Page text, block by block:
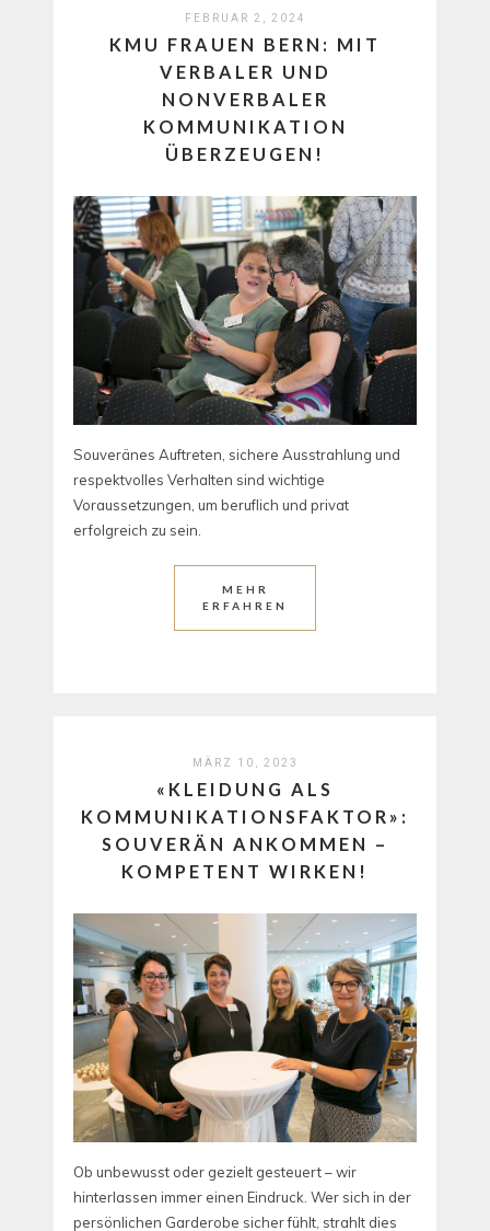
FEBRUAR 2, 2024
KMU FRAUEN BERN: MIT
VERBALER UND
NONVERBALER
KOMMUNIKATION
ÜBERZEUGEN!
Souveränes Auftreten, sichere Ausstrahlung und
respektvolles Verhalten sind wichtige
Voraussetzungen, um beruflich und privat
erfolgreich zu sein.
MEHR
ERFAHREN
MÄRZ 10, 2023
«KLEIDUNG ALS
KOMMUNIKATIONSFAKTOR»:
SOUVERÄN ANKOMMEN –
KOMPETENT WIRKEN!
Ob unbewusst oder gezielt gesteuert – wir
hinterlassen immer einen Eindruck. Wer sich in der
persönlichen Garderobe sicher fühlt, strahlt dies